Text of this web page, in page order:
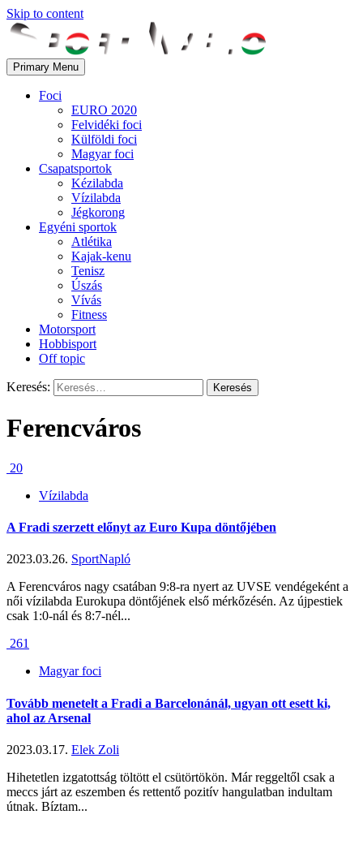
Skip to content
Primary Menu
Foci
EURO 2020
Felvidéki foci
Külföldi foci
Magyar foci
Csapatsportok
Kézilabda
Vízilabda
Jégkorong
Egyéni sportok
Atlétika
Kajak-kenu
Tenisz
Úszás
Vívás
Fitness
Motorsport
Hobbisport
Off topic
Keresés:
Ferencváros
20
Vízilabda
A Fradi szerzett előnyt az Euro Kupa döntőjében
2023.03.26. SportNapló
A Ferencváros nagy csatában 9:8-ra nyert az UVSE vendégeként a
női vízilabda Eurokupa döntőjének első mérkőzésén. Az újpestiek
csak 1:0-nál és 8:7-nél...
261
Magyar foci
Tovább menetelt a Fradi a Barcelonánál, ugyan ott esett ki,
ahol az Arsenal
2023.03.17. Elek Zoli
Hihetetlen izgatottság töltött el csütörtökön. Már reggeltől csak a
meccs járt az eszemben és rettentő pozitív hangulatban indultam
útnak. Bíztam...